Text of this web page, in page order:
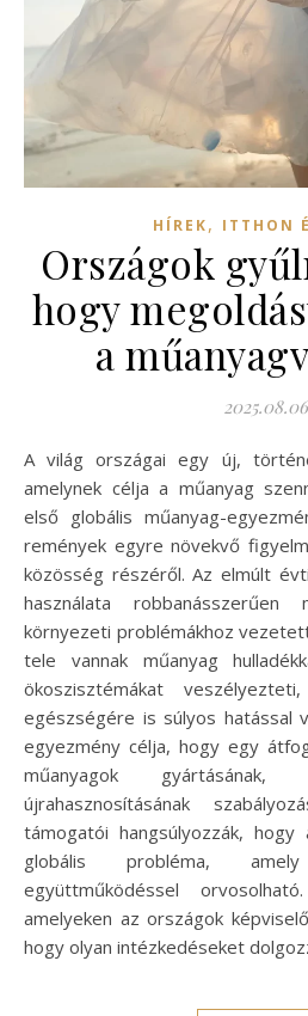
HÍREK, ITTHON
Országok
hogy
a
A világ országai egy új, történelmi lépésre készülnek,
amelynek célja a műanyag
első globális műanyag-
remények egyre növekvő
közösség részéről. Az elmúlt
használata
környezeti problémákhoz
tele vannak műanyag
ökoszisztémákat
egészségére is súlyos hatással
egyezmény célja, hogy egy
műanyagok gyártásának,
újrahasznosításának
támogatói hangsúlyozzák, hogy
globális probléma,
együttműködéssel
amelyeken az országok
hogy olyan intézkedéseket